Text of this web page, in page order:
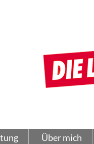
Über mich